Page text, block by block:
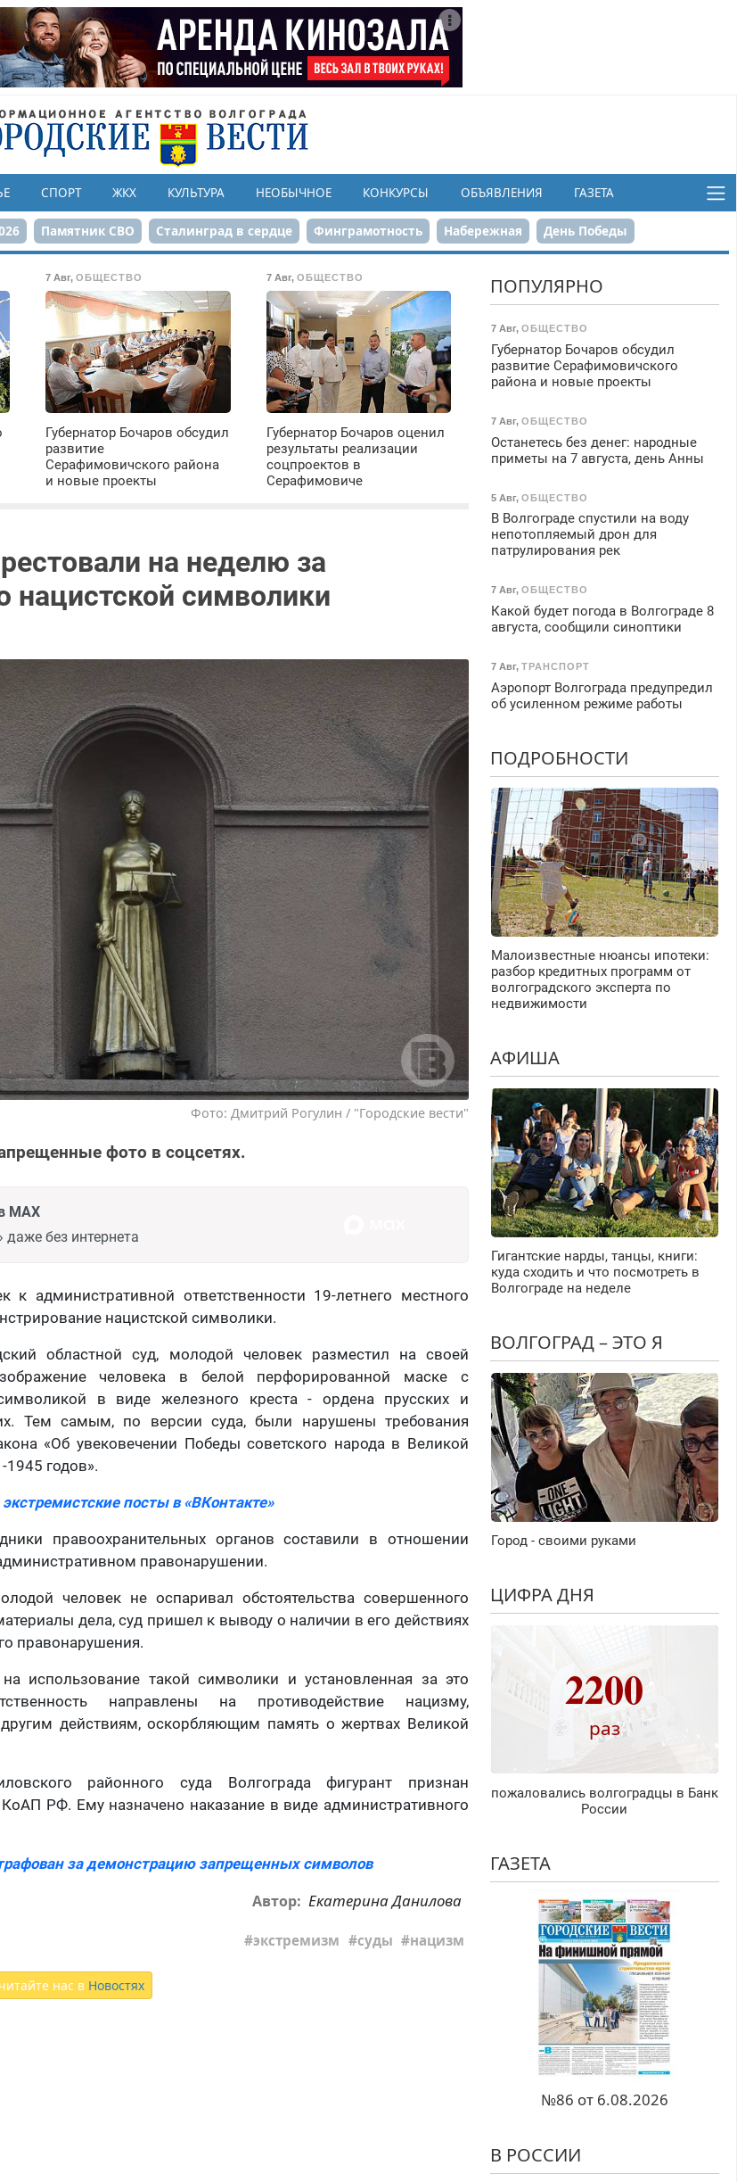
СПОРТ ЖКХ КУЛЬТУРА НЕОБЫЧНОЕ КОНКУРСЫ ОБЪЯВЛЕНИЯ ГАЗЕТА
Памятник СВО Сталинград в сердце Финграмотность Набережная День Победы
ЦПКиО 80-летие Победы Парк Героев-летчиков
7 Авг,ОБЩЕСТВО
Губернатор Бочаров обсудил
развитие
Серафимовичского района
и новые проекты
7 Авг, ОБЩЕСТВО
Губернатор Бочаров оценил
результаты реализации
соцпроектов в
Серафимовиче
на неделю за
нацистской символики
Фото: Дмитрий Рогулин / "Городские вести"
фото в соцсетях.
MAX
даже без интернета
к административной ответственности 19-летнего местного
нацистской символики.
областной суд, молодой человек разместил на своей
человека в белой перфорированной маске с
в виде железного креста - ордена прусских и
Тем самым, по версии суда, были нарушены требования
«Об увековечении Победы советского народа в Великой
1945 годов».
посты в «ВКонтакте»
правоохранительных органов составили в отношении
правонарушении.
человек не оспаривал обстоятельства совершенного
дела, суд пришел к выводу о наличии в его действиях
правонарушения.
использование такой символики и установленная за это
направлены на противодействие нацизму,
действиям, оскорбляющим память о жертвах Великой
районного суда Волгограда фигурант признан
РФ. Ему назначено наказание в виде административного
за демонстрацию запрещенных символов
Автор: Екатерина Данилова
экстремизм суды нацизм
читайте нас в Новостях
ПОПУЛЯРНО
7 Авг, ОБЩЕСТВО
Губернатор Бочаров обсудил
развитие Серафимовичского
района и новые проекты
7 Авг, ОБЩЕСТВО
Останетесь без денег: народные
приметы на 7 августа, день Анны
5 Авг, ОБЩЕСТВО
В Волгограде спустили на воду
непотопляемый дрон для
патрулирования рек
7 Авг, ОБЩЕСТВО
Какой будет погода в Волгограде 8
августа, сообщили синоптики
7 Авг, ТРАНСПОРТ
Аэропорт Волгограда предупредил
об усиленном режиме работы
ПОДРОБНОСТИ
Малоизвестные нюансы ипотеки:
разбор кредитных программ от
волгоградского эксперта по
недвижимости
АФИША
Гигантские нарды, танцы, книги:
куда сходить и что посмотреть в
Волгограде на неделе
ВОЛГОГРАД – ЭТО Я
Город - своими руками
ЦИФРА ДНЯ
2200
раз
пожаловались волгоградцы в Банк
России
ГАЗЕТА
№86 от 6.08.2026
В РОССИИ